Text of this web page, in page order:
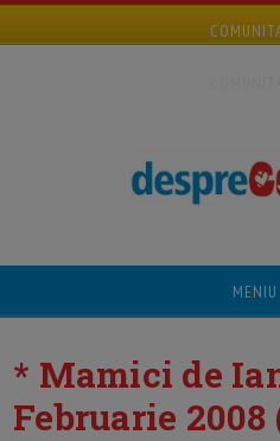
MENIU
* Mamici de
Februarie 2008